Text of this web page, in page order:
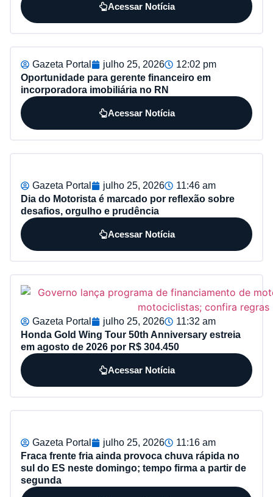
Acessar Notícia
Gazeta Portal julho 25, 2026
12:02 pm
Oportunidade para gerente financeiro em
incorporadora imobiliária no RN
Acessar Notícia
Gazeta Portal julho 25, 2026
11:46 am
Dia do Motorista é marcado por reflexão sobre
desafios, orgulho e prudência
Acessar Notícia
Gazeta Portal julho 25, 2026
11:32 am
Honda Gold Wing Tour 50th Anniversary estreia
em agosto de 2026 por R$ 304.450
Acessar Notícia
Gazeta Portal julho 25, 2026
11:16 am
Fraca frente fria ainda provoca chuva rápida no
sul do ES neste domingo; tempo firma a partir de
segunda